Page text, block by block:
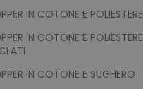
IN COTONE E POLIESTERE
IN COTONE E POLIESTERE
IN COTONE E SUGHERO